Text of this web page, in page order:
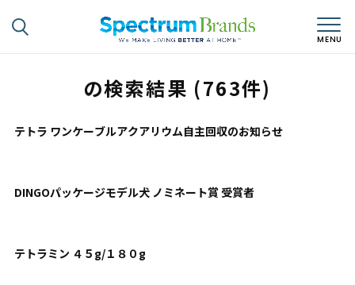
の検索結果 (763件)
テトラ ワンケーブルアクアリウム自主回収のお知らせ
DINGOパッケージモデル犬 ノミネート賞 受賞者
テトラミン ４５g/１８０g